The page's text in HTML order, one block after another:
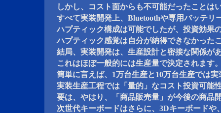
しかし、コスト面からも不可能だったことは
すべて実装開発上、Bluetoothや専用バッテリ
ハプティック構成は可能でしたが、投資効果
ハプティック感覚は自分が納得できなかった
結局、実装開発は、生産設計と密接な関係が
これはほぼ一般的には生産量で決定されます
簡単に言えば、1万台生産と10万台生産では
実装生産工程では「量的」なコスト投資可能
要は、やはり、「商品販売量」が今後の商品
次世代キーボードはさらに、3Dキーボードや